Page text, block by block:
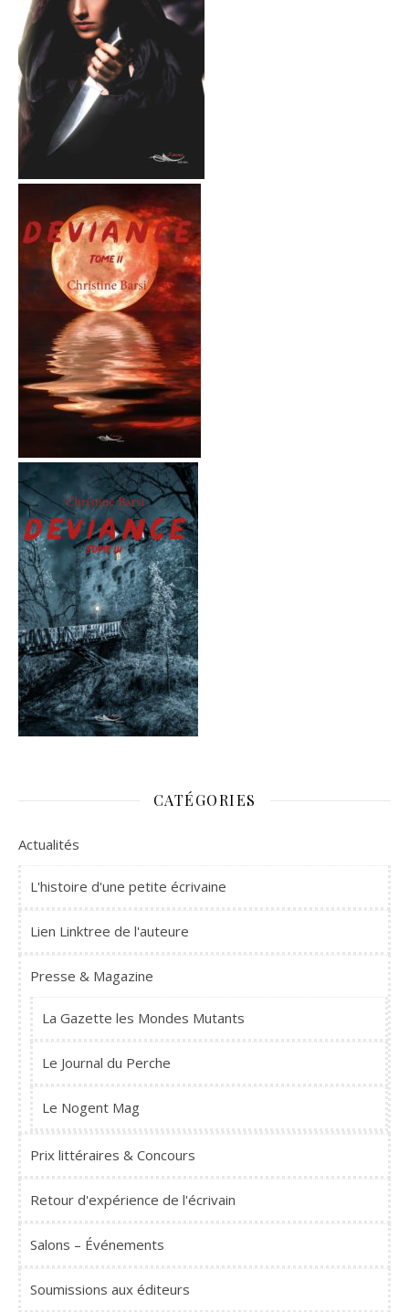
CATÉGORIES
Actualités
L'histoire d'une petite écrivaine
Lien Linktree de l'auteure
Presse & Magazine
La Gazette les Mondes Mutants
Le Journal du Perche
Le Nogent Mag
Prix littéraires & Concours
Retour d'expérience de l'écrivain
Salons – Événements
Soumissions aux éditeurs